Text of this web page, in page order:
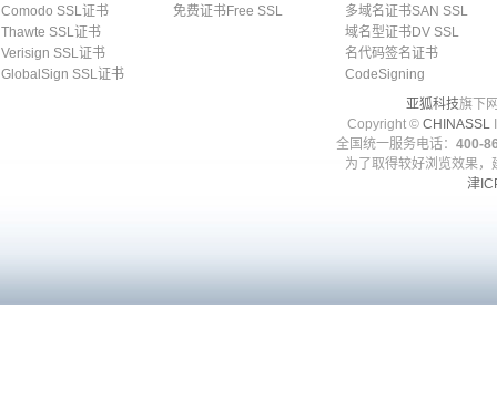
Comodo SSL证书
Thawte SSL证书
Verisign SSL证书
GlobalSign SSL证书
免费证书Free SSL
多域名证书SAN SSL
域名型证书DV SSL
名代码签名证书
CodeSigning
亚狐科技旗下
Copyright © CHINASSL
全国统一服务电话： 400-
为了取得较好浏览效果
津